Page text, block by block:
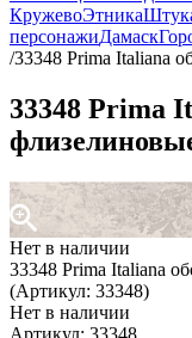
КружевоЭтника
персонажиДамаск
/33348 Prima Italiana
33348 Prima
Нет в наличии
33348 Prima Italiana
(Артикул: 33348)
Нет в наличии